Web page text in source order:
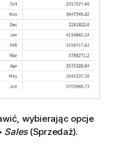
wybierając opcje
Sales(Sprzedaż).